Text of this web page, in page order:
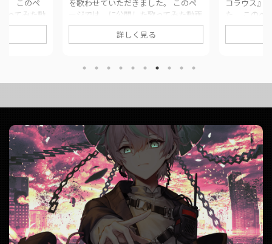
。 このペ
ってみた動
とめていま
stat
watch?
を歌わせていただきました。 このペ
ージでは、に公開した歌ってみた動画
の情報や公式リンクをまとめていま
す。 ■ 作品情報 OriginalFairytale, /
by.結城碧)
https://twitter.com/panda__aoi/stat
https://www.youtube.com/ ...
詳しく見る
コラウス』
た。 このペ
ってみた動
by.結城碧)
us/